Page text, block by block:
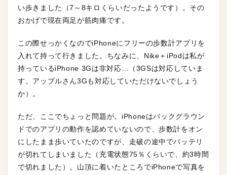
い歩きました（7～8キロくらいだったようです）。その
おかげで現在両足が筋肉痛です。
この際せっかくなのでiPhoneにフリーの歩数計アプリを
入れて持って行きました。ちなみに、Nike＋iPodは私が
持っているiPhone 3Gは非対応…（3GSは対応していま
す。アップルさん3Gも対応していただけないでしょう
か）。
ただ、ここでちょっと問題が。iPhoneはバックグラウン
ドでのアプリの動作を認めていないので、歩数計をオン
にしたまま歩いていたのですが、走破の途中でバッテリ
が切れてしまいました（充電状態75％くらいで、約3時間
で切れました）。山頂に着いたところでiPhoneで写真を